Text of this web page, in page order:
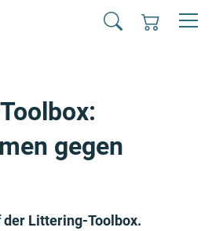
gegen
Littering-Toolbox.